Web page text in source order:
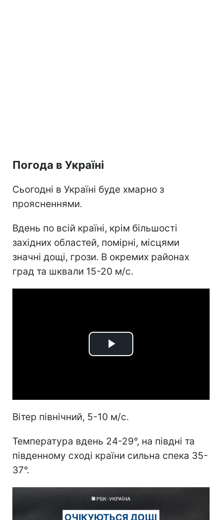
Погода в Україні
Сьогодні в Україні буде хмарно з
проясненнями.
Вдень по всій країні, крім більшості
західних областей, помірні, місцями
значні дощі, грози. В окремих районах
град та шквали 15-20 м/с.
Play
Вітер північний, 5-10 м/с.
Температура вдень 24-29°, на півдні та
південному сході країни сильна спека 35-
37°.